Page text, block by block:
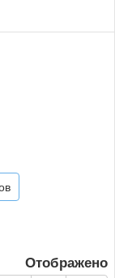
Отображено